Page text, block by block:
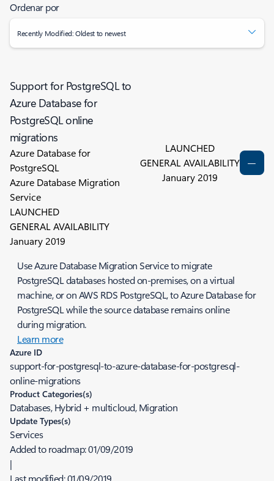
Ordenar por
Recently Modified: Oldest to newest
Support for PostgreSQL to
Azure Database for
PostgreSQL online
migrations
Azure Database for
PostgreSQL
Azure Database Migration
Service
LAUNCHED
GENERAL AVAILABILITY
January 2019
LAUNCHED
GENERAL AVAILABILITY
January 2019
Use Azure Database Migration Service to migrate
PostgreSQL databases hosted on-premises, on a virtual
machine, or on AWS RDS PostgreSQL, to Azure Database for
PostgreSQL while the source database remains online
during migration.
Learn more
Azure ID
support-for-postgresql-to-azure-database-for-postgresql-
online-migrations
Product Categories(s)
Databases, Hybrid + multicloud, Migration
Update Types(s)
Services
Added to roadmap:01/09/2019
|
Last modified:01/09/2019